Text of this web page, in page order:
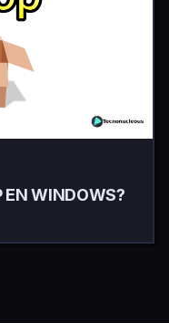
EN WINDOWS?